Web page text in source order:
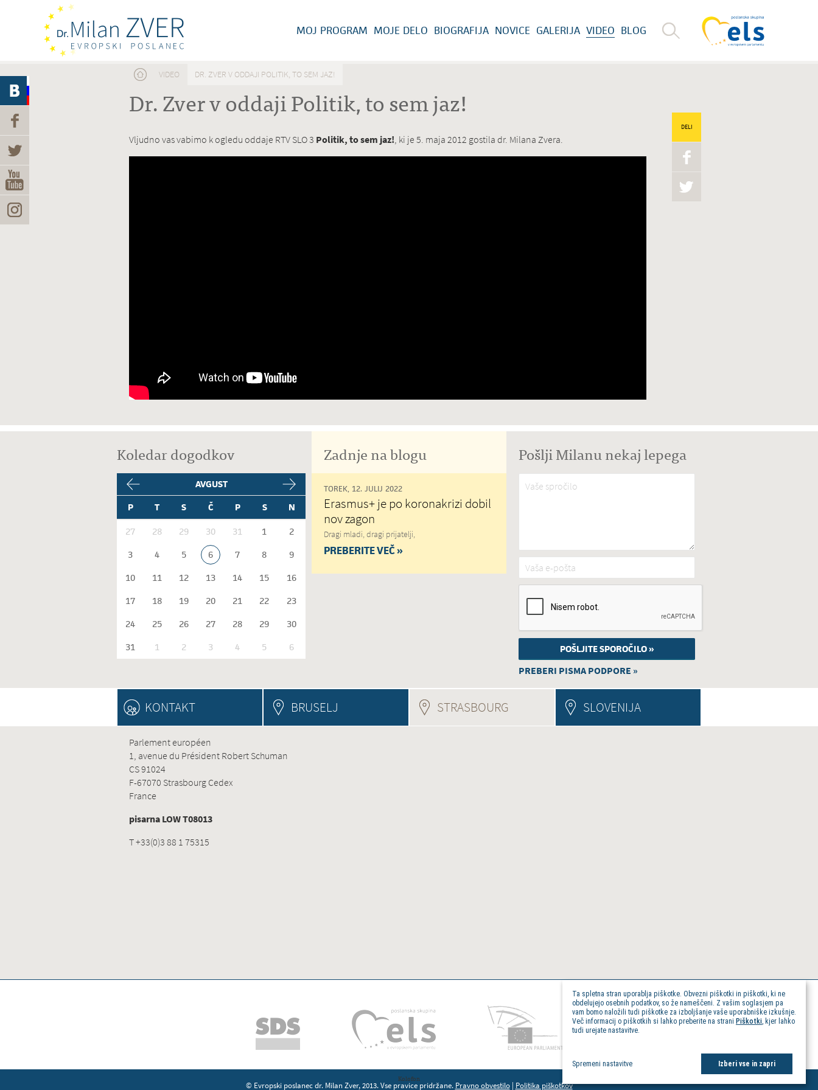
MOJ PROGRAM MOJE DELO BIOGRAFIJA NOVICE GALERIJA VIDEO BLOG
Nahajate se tukaj
VIDEO DR. ZVER V ODDAJI POLITIK, TO SEM JAZ!
Dr. Zver v oddaji Politik, to sem jaz!
DELI
Vljudno vas vabimo k ogledu oddaje RTV SLO 3 Politik, to sem jaz!, ki je 5. maja 2012 gostila dr. Milana Zvera.
Koledar dogodkov
AVGUST
P
T S Č P S N
27 28 29 30 31 1
2
3
4 5 6 7 8
9
10
11 12 13 14 15
16
17
18 19 20 21 22
23
24
25 26 27 28 29
30
31
1 2 3 4 5 6
Zadnje na blogu
TOREK, 12. JULIJ 2022
Erasmus+ je po koronakrizi dobil
nov zagon
Dragi mladi, dragi prijatelji,
PREBERITE VEČ »
Pošlji Milanu nekaj lepega
Vaše spročilo*
Vaša e-pošta*
PREBERI PISMA PODPORE »
KONTAKT BRUSELJ STRASBOURG (ACTIVE TAB) SLOVENIJA
Parlement européen
1, avenue du Président Robert Schuman
CS 91024
F-67070 Strasbourg Cedex
France
pisarna LOW T08013
T +33(0)3 88 1 75315
Kolofon
© Evropski poslanec dr. Milan Zver, 2013. Vse pravice pridržane. Pravno obvestilo| Politika piškotkov
Ta spletna stran uporablja piškotke. Obvezni piškotki in piškotki, ki ne
obdelujejo osebnih podatkov, so že nameščeni. Z vašim soglasjem pa
vam bomo naložili tudi piškotke za izboljšanje vaše uporabniške izkušnje.
Več informacij o piškotkih si lahko preberite na strani Piškotki, kjer lahko
tudi urejate nastavitve.
Spremeni nastavitve Izberi vse in zapri